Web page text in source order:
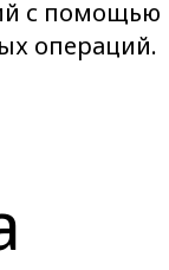
с помощью
операций.